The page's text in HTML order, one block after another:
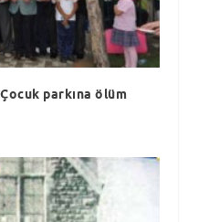
parkına ölüm